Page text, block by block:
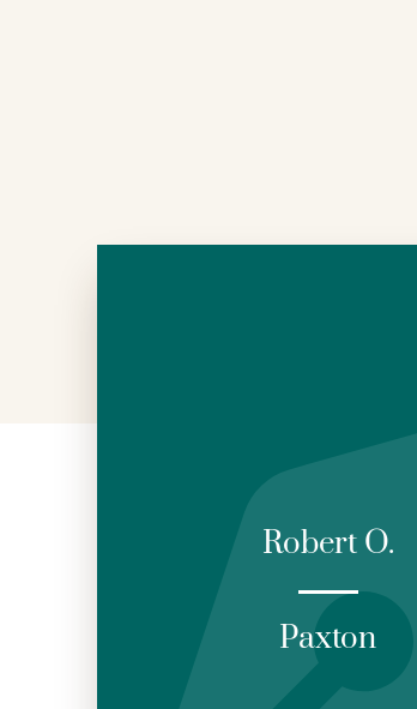
Robert O.
Paxton